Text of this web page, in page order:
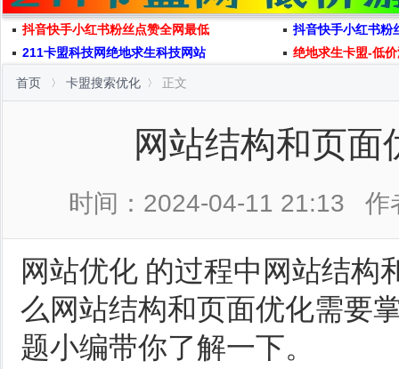
抖音快手小红书粉丝点赞全网最低
抖音快手小红书粉
211卡盟科技网绝地求生科技网站
绝地求生卡盟-低
首页 卡盟搜索优化 正文
网站结构和页
时间：2024-04-11 21:13 作
网站优化 的过程中网站结构
么网站结构和页面优化需要
题小编带你了解一下。